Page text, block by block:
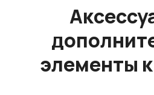
элементы